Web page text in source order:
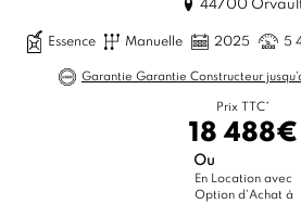
44700
Essence Manuelle 2025 5
Garantie Garantie Constructeur
Prix TTC*
18 488€
Ou
En Location avec
Option d'Achat à